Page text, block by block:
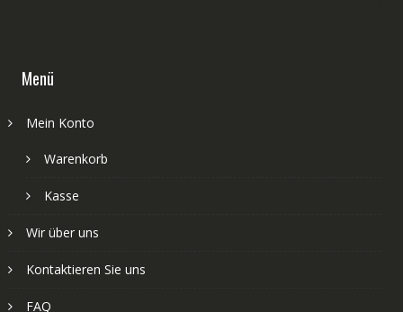
Menü
Mein Konto
Warenkorb
Kasse
Wir über uns
Kontaktieren Sie uns
FAQ